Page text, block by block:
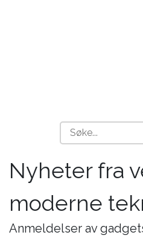
Nyheter fra
moderne
Anmeldelser av